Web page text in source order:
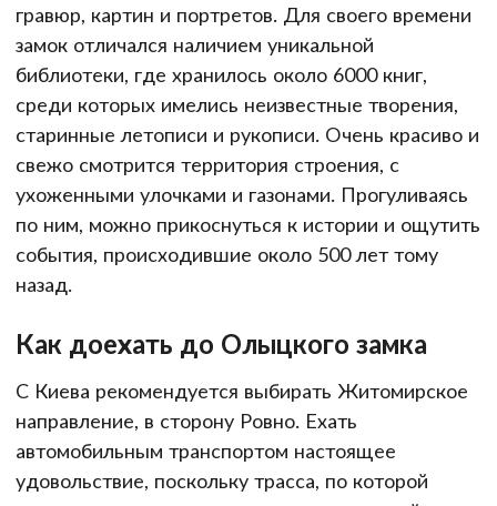
гравюр, картин и портретов. Для своего времени
замок отличался наличием уникальной
библиотеки, где хранилось около 6000 книг,
среди которых имелись неизвестные творения,
старинные летописи и рукописи. Очень красиво и
свежо смотрится территория строения, с
ухоженными улочками и газонами. Прогуливаясь
по ним, можно прикоснуться к истории и ощутить
события, происходившие около 500 лет тому
назад.
Как доехать до Олыцкого замка
С Киева рекомендуется выбирать Житомирское
направление, в сторону Ровно. Ехать
автомобильным транспортом настоящее
удовольствие, поскольку трасса, по которой